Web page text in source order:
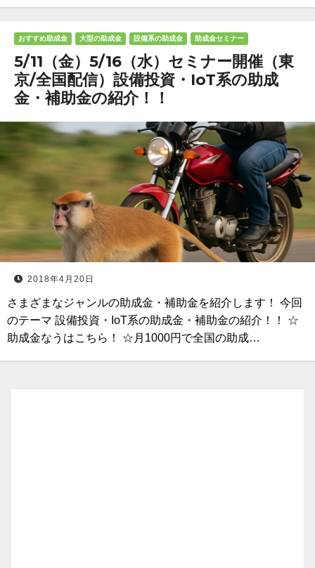
おすすめ助成金 大型の助成金 設備系の助成金 助成金セミナー
5/11（金）5/16（水）セミナー開催（東
京/全国配信）設備投資・IoT系の助成
金・補助金の紹介！！
2018年4月20日
さまざまなジャンルの助成金・補助金を紹介します！ 今回
のテーマ 設備投資・IoT系の助成金・補助金の紹介！！ ☆
助成金なうはこちら！ ☆月1000円で全国の助成…